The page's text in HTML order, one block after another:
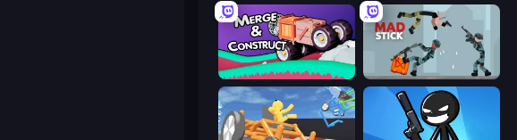
Merge & Construct Mad Stick